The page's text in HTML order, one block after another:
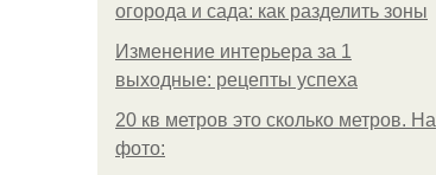
огорода и сада: как разделить зоны
Изменение интерьера за 1
выходные: рецепты успеха
20 кв метров это сколько метров. На
фото: